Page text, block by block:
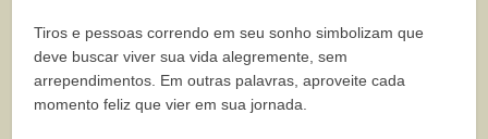
Tiros e pessoas correndo em seu sonho simbolizam que
deve buscar viver sua vida alegremente, sem
arrependimentos. Em outras palavras, aproveite cada
momento feliz que vier em sua jornada.